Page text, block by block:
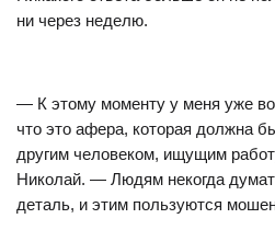
судебных экспертиз, органах
службы (службы).